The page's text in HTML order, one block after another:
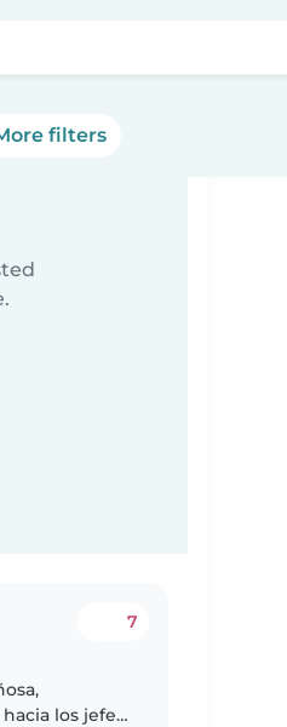
filters
7
los jefe